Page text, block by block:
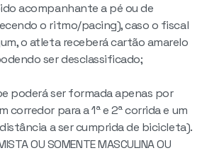
acompanhante a pé ou de
o ritmo/pacing), caso o fiscal
o atleta receberá cartão amarelo
ser desclassificado;
poderá ser formada apenas por
corredor para a 1ª e 2ª corrida e um
a ser cumprida de bicicleta).
OU SOMENTE MASCULINA OU